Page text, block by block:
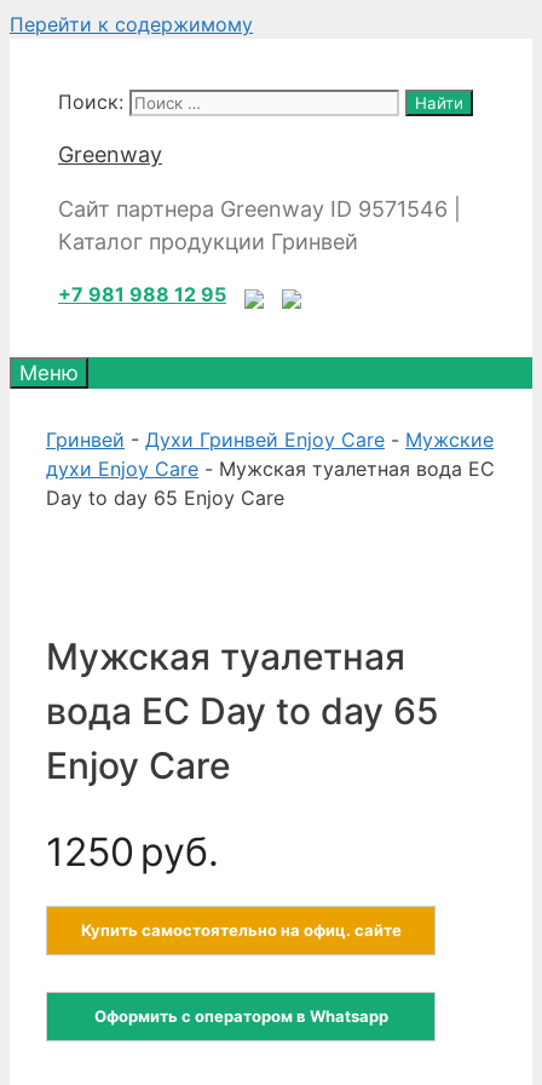
Перейти к содержимому
Поиск:
Greenway
Сайт партнера Greenway ID 9571546 |
Каталог продукции Гринвей
+7 981 988 12 95
Меню
Гринвей - Духи Гринвей Enjoy Care - Мужские
духи Enjoy Care - Мужская туалетная вода EC
Day to day 65 Enjoy Care
Мужская туалетная
вода EC Day to day 65
Enjoy Care
1250 руб.
Купить самостоятельно на офиц. сайте
Оформить с оператором в Whatsapp